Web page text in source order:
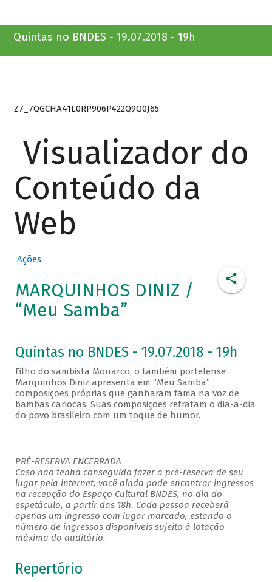
Quintas no BNDES - 19.07.2018 - 19h
Z7_7QGCHA41L0RP906P422Q9Q0J65
Visualizador do
Conteúdo da
Web
Ações
MARQUINHOS DINIZ /
“Meu Samba”
Quintas no BNDES - 19.07.2018 - 19h
Filho do sambista Monarco, o também portelense
Marquinhos Diniz apresenta em “Meu Samba”
composições próprias que ganharam fama na voz de
bambas cariocas. Suas composições retratam o dia-a-dia
do povo brasileiro com um toque de humor.
PRÉ-RESERVA ENCERRADA
Caso não tenha conseguido fazer a pré-reserva de seu
lugar pela internet, você ainda pode encontrar ingressos
na recepção do Espaço Cultural BNDES, no dia do
espetáculo, a partir das 18h. Cada pessoa receberá
apenas um ingresso com lugar marcado, estando o
número de ingressos disponíveis sujeito à lotação
máxima do auditório.
Repertório